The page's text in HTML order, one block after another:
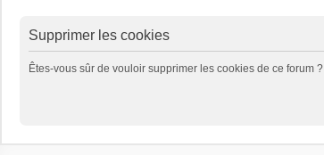
Supprimer les cookies
Êtes-vous sûr de vouloir supprimer les cookies de ce forum ?